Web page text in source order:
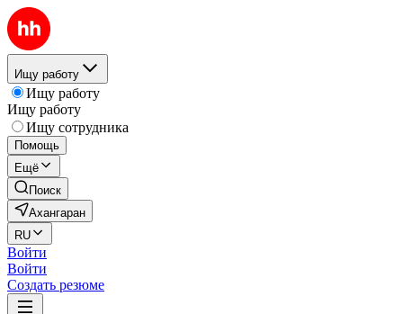
Ищу работу
Ищу работу
Ищу работу
Ищу сотрудника
Помощь
Ещё
Поиск
Ахангаран
RU
Войти
Войти
Создать резюме